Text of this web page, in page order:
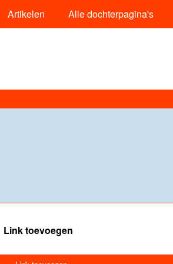
Artikelen Alle dochterpagina's
Link toevoegen